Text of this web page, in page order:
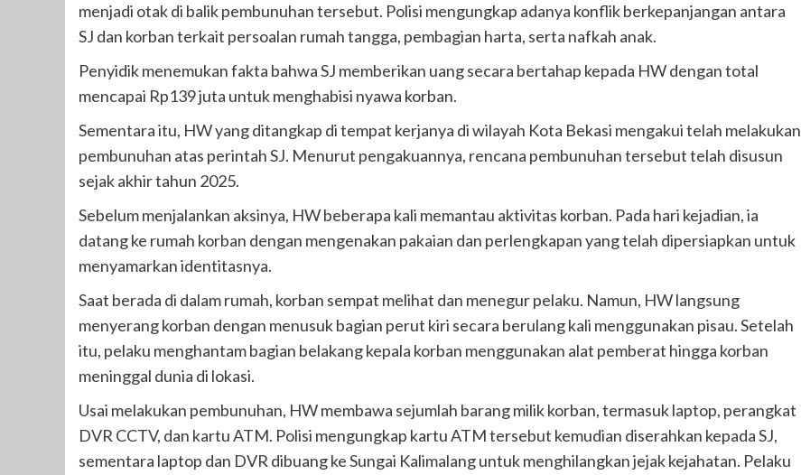
menjadi otak di balik pembunuhan tersebut. Polisi mengungkap adanya konflik berkepanjangan antara
SJ dan korban terkait persoalan rumah tangga, pembagian harta, serta nafkah anak.
Penyidik menemukan fakta bahwa SJ memberikan uang secara bertahap kepada HW dengan total
mencapai Rp139 juta untuk menghabisi nyawa korban.
Sementara itu, HW yang ditangkap di tempat kerjanya di wilayah Kota Bekasi mengakui telah melakukan
pembunuhan atas perintah SJ. Menurut pengakuannya, rencana pembunuhan tersebut telah disusun
sejak akhir tahun 2025.
Sebelum menjalankan aksinya, HW beberapa kali memantau aktivitas korban. Pada hari kejadian, ia
datang ke rumah korban dengan mengenakan pakaian dan perlengkapan yang telah dipersiapkan untuk
menyamarkan identitasnya.
Saat berada di dalam rumah, korban sempat melihat dan menegur pelaku. Namun, HW langsung
menyerang korban dengan menusuk bagian perut kiri secara berulang kali menggunakan pisau. Setelah
itu, pelaku menghantam bagian belakang kepala korban menggunakan alat pemberat hingga korban
meninggal dunia di lokasi.
Usai melakukan pembunuhan, HW membawa sejumlah barang milik korban, termasuk laptop, perangkat
DVR CCTV, dan kartu ATM. Polisi mengungkap kartu ATM tersebut kemudian diserahkan kepada SJ,
sementara laptop dan DVR dibuang ke Sungai Kalimalang untuk menghilangkan jejak kejahatan. Pelaku